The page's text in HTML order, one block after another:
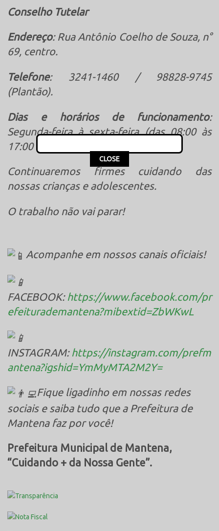
Conselho Tutelar
Endereço: Rua Antônio Coelho de Souza, n°
69, centro.
Telefone: 3241-1460 / 98828-9745
(Plantão).
Dias e horários de funcionamento:
Segunda-feira à sexta-feira (das 08:00 às
17:00 horas).
Continuaremos firmes cuidando das
nossas crianças e adolescentes.
O trabalho não vai parar!
Acompanhe em nossos canais oficiais!
FACEBOOK: https://www.facebook.com/pr
efeiturademantena?mibextid=ZbWKwL
INSTAGRAM: https://instagram.com/prefm
antena?igshid=YmMyMTA2M2Y=
Fique ligadinho em nossas redes
sociais e saiba tudo que a Prefeitura de
Mantena faz por você!
Prefeitura Municipal de Mantena,
“Cuidando + da Nossa Gente”.
This popup will close in:
CLOSE